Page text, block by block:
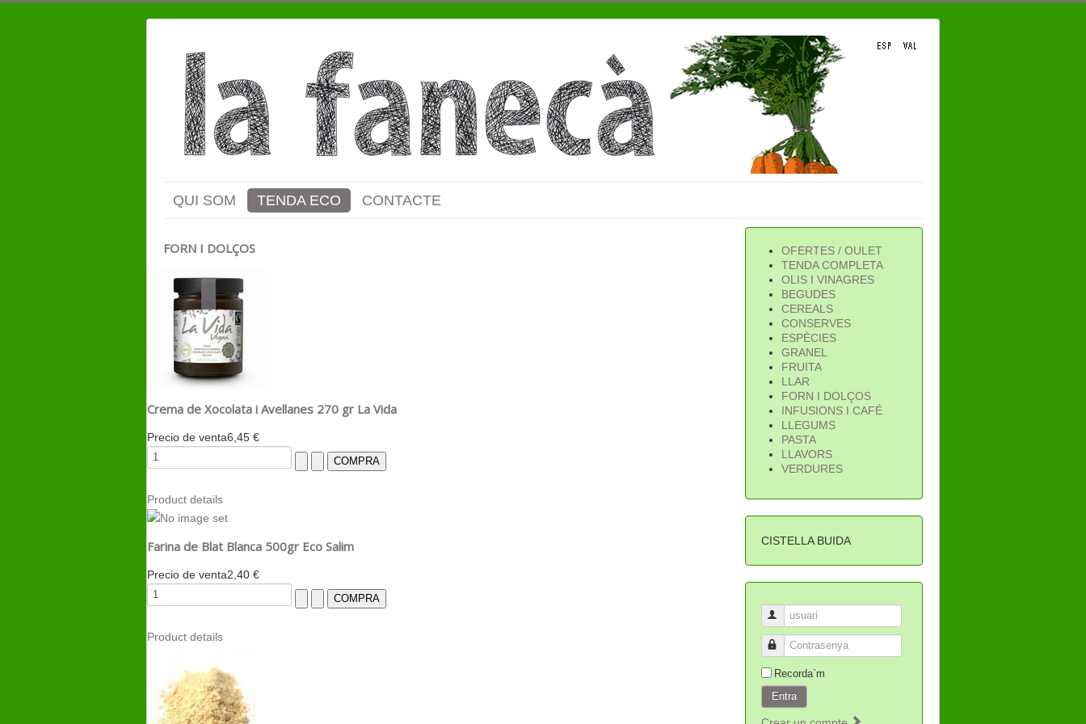
QUI SOM TENDA ECO CONTACTE
FORN I DOLÇOS
Crema de Xocolata i Avellanes 270 gr La Vida
Precio de venta6,45 €
Product details
Farina de Blat Blanca 500gr Eco Salim
Precio de venta2,40 €
Product details
OFERTES / OULET
TENDA COMPLETA
OLIS I VINAGRES
BEGUDES
CEREALS
CONSERVES
ESPÈCIES
GRANEL
FRUITA
LLAR
FORN I DOLÇOS
INFUSIONS I CAFÉ
LLEGUMS
PASTA
LLAVORS
VERDURES
CISTELLA BUIDA
usuari
Contrasenya
Recorda`m
Entra